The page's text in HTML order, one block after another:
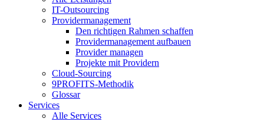
IT-Outsourcing
Providermanagement
Den richtigen Rahmen schaffen
Providermanagement aufbauen
Provider managen
Projekte mit Providern
Cloud-Sourcing
9PROFITS-Methodik
Glossar
Services
Alle Services